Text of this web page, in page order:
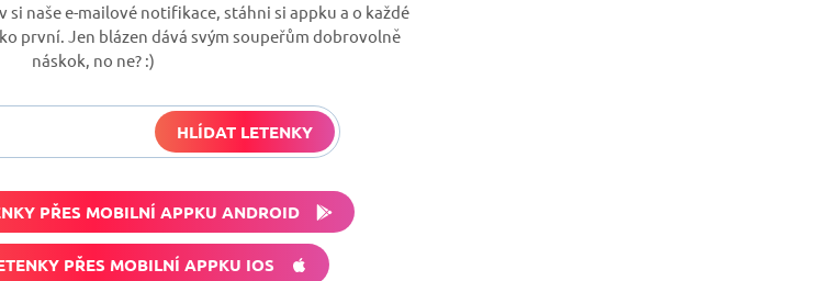
si naše e-mailové notifikace, stáhni si appku a o každé
první. Jen blázen dává svým soupeřům dobrovolně
náskok, no ne? :)
HLÍDAT LETENKY
PŘES MOBILNÍ APPKU ANDROID
PŘES MOBILNÍ APPKU IOS